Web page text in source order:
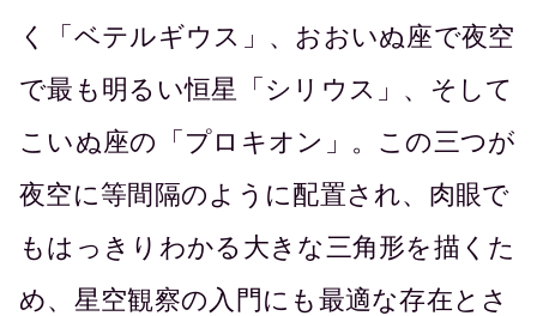
く「ベテルギウス」、おおいぬ座で夜空
で最も明るい恒星「シリウス」、そして
こいぬ座の「プロキオン」。この三つが
夜空に等間隔のように配置され、肉眼で
もはっきりわかる大きな三角形を描くた
め、星空観察の入門にも最適な存在とさ